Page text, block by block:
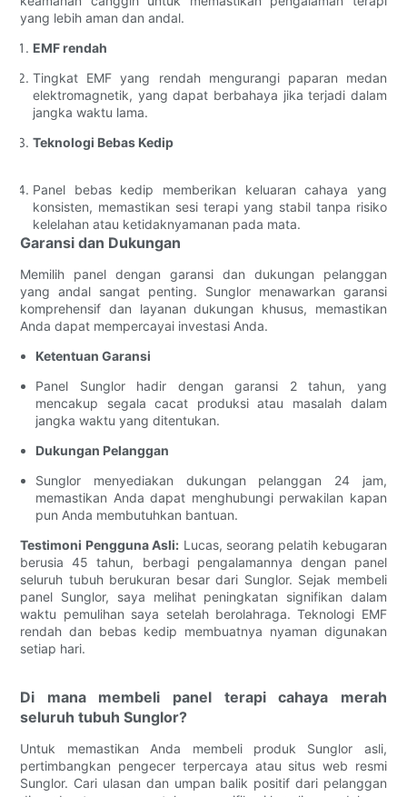
yang lebih aman dan andal.
EMF rendah
Tingkat EMF yang rendah mengurangi paparan medan
elektromagnetik, yang dapat berbahaya jika terjadi dalam
jangka waktu lama.
Teknologi Bebas Kedip
Panel bebas kedip memberikan keluaran cahaya yang
konsisten, memastikan sesi terapi yang stabil tanpa risiko
kelelahan atau ketidaknyamanan pada mata.
Garansi dan Dukungan
Memilih panel dengan garansi dan dukungan pelanggan
yang andal sangat penting. Sunglor menawarkan garansi
komprehensif dan layanan dukungan khusus, memastikan
Anda dapat mempercayai investasi Anda.
Ketentuan Garansi
Panel Sunglor hadir dengan garansi 2 tahun, yang
mencakup segala cacat produksi atau masalah dalam
jangka waktu yang ditentukan.
Dukungan Pelanggan
Sunglor menyediakan dukungan pelanggan 24 jam,
memastikan Anda dapat menghubungi perwakilan kapan
pun Anda membutuhkan bantuan.
Testimoni Pengguna Asli: Lucas, seorang pelatih kebugaran
berusia 45 tahun, berbagi pengalamannya dengan panel
seluruh tubuh berukuran besar dari Sunglor. Sejak membeli
panel Sunglor, saya melihat peningkatan signifikan dalam
waktu pemulihan saya setelah berolahraga. Teknologi EMF
rendah dan bebas kedip membuatnya nyaman digunakan
setiap hari.
Di mana membeli panel terapi cahaya merah
seluruh tubuh Sunglor?
Untuk memastikan Anda membeli produk Sunglor asli,
pertimbangkan pengecer terpercaya atau situs web resmi
Sunglor. Cari ulasan dan umpan balik positif dari pelanggan